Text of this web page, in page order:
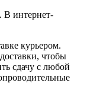
В интернет-
курьером.
чтобы
сдачу с любой